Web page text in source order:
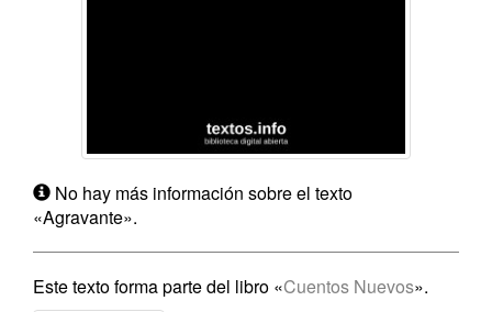
No hay más información sobre el texto
«Agravante».
Este texto forma parte del libro «Cuentos Nuevos».